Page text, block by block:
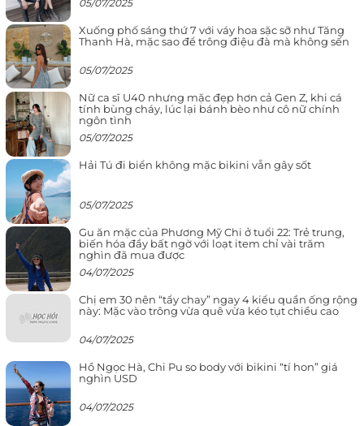
05/07/2025
Xuống phố sáng thứ 7 với váy hoa sặc sỡ như Tăng
Thanh Hà, mặc sao để trông điệu đà mà không sến
05/07/2025
Nữ ca sĩ U40 nhưng mặc đẹp hơn cả Gen Z, khi cá
tính bùng cháy, lúc lại bánh bèo như cô nữ chính
ngôn tình
05/07/2025
Hải Tú đi biển không mặc bikini vẫn gây sốt
05/07/2025
Gu ăn mặc của Phương Mỹ Chi ở tuổi 22: Trẻ trung,
biến hóa đầy bất ngờ với loạt item chỉ vài trăm
nghìn đã mua được
04/07/2025
Chị em 30 nên “tẩy chay” ngay 4 kiểu quần ống rộng
này: Mặc vào trông vừa quê vừa kéo tụt chiều cao
04/07/2025
Hồ Ngọc Hà, Chi Pu so body với bikini “tí hon” giá
nghìn USD
04/07/2025